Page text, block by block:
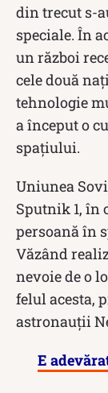
din trecut s-
speciale. În
un război
cele două
tehnologie
a început o
spațiului.
Uniunea
Sputnik 1, în
persoană în
Văzând
nevoie de o
felul acesta,
astronauții
E